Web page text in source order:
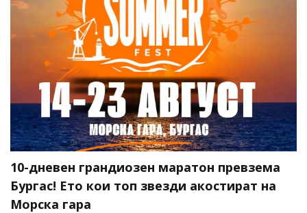
10-дневен грандиозен маратон превзема
Бургас! Ето кои топ звезди акостират на
Морска гара